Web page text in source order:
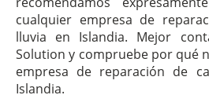
cualquier empresa de
lluvia en Islandia. Mejor
Solution y compruebe por qué
empresa de reparación de
Islandia.